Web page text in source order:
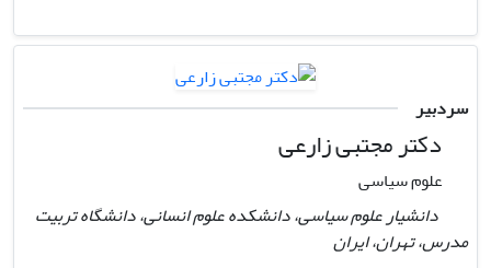
سردبیر
دکتر مجتبی زارعی
علوم سیاسی
دانشیار علوم سیاسی، دانشکده علوم انسانی، دانشگاه تربیت
مدرس، تهران، ایران